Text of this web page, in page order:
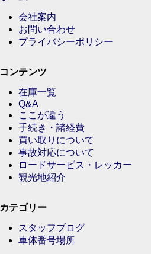
会社案内
お問い合わせ
プライバシーポリシー
コンテンツ
在庫一覧
Q&A
ここが違う
手続き・諸経費
買い取りについて
事故対応について
ロードサービス・レッカー
観光地紹介
カテゴリー
スタッフブログ
車体番号場所